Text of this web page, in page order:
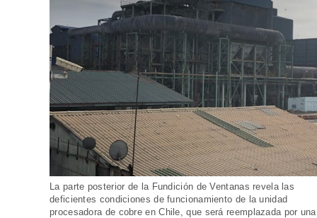
La parte posterior de la Fundición de Ventanas revela las
deficientes condiciones de funcionamiento de la unidad
procesadora de cobre en Chile, que será reemplazada por una